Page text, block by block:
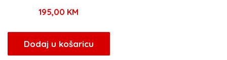
195,00 KM
Dodaj u košaricu